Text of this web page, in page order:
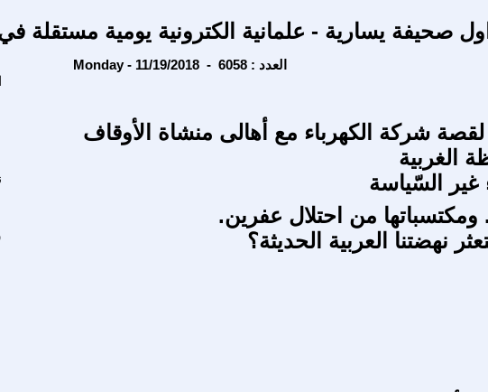
اول صحيفة يسارية - علمانية الكترونية يومية مستقلة
Monday - 11/19/2018 - العدد : 6058
لقصة شركة الكهرباء مع أهالى منشاة الأوقاف
الغربية
السّياسة
ومكتسباتها من احتلال عفرين.
نهضتنا العربية الحديثة؟